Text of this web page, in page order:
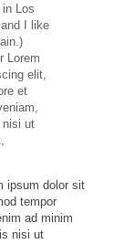
Los
I like
Lorem
elit,
et
nisi ut
ipsum dolor sit
tempor
ad minim
nisi ut